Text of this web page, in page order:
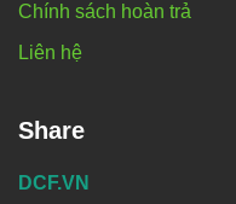
Chính sách hoàn trả
Liên hệ
Share
DCF.VN